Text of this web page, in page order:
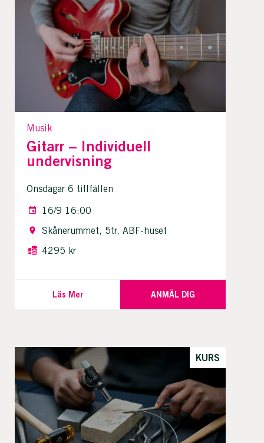
Musik
Gitarr – Individuell
undervisning
Onsdagar 6 tillfällen
16/9 16:00
Skånerummet, 5tr, ABF-huset
4295 kr
Läs Mer ANMÄL DIG
KURS